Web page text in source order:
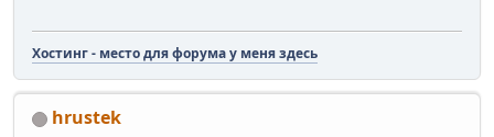
Хостинг - место для форума у меня здесь
hrustek